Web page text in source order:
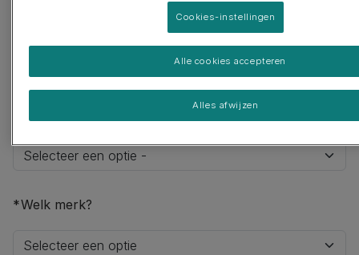
Wat wil je graag weten?
Welk merk?
Cookies-instellingen
Alles afwijzen
Alle cookies accepteren